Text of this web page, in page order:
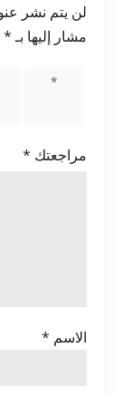
لن يتم نشر
مشار إليها بـ*
1 من
مراجعتك *
الاسم *